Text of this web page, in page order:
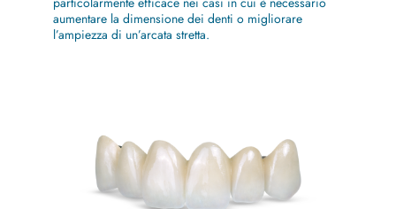
aumentare la dimensione dei denti o migliorare
l’ampiezza di un’arcata stretta.